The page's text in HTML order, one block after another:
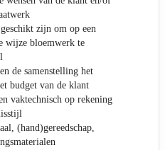
zijn om op een
wijze bloemwerk te
de samenstelling het
budget van de klant
vaktechnisch op rekening
(hand)gereedschap,